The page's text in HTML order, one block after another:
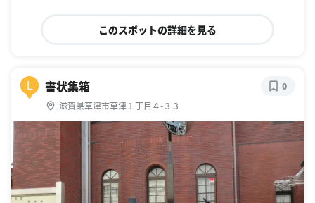
このスポットの詳細を見る
L 書状集箱
滋賀県草津市草津１丁目４-３３
0